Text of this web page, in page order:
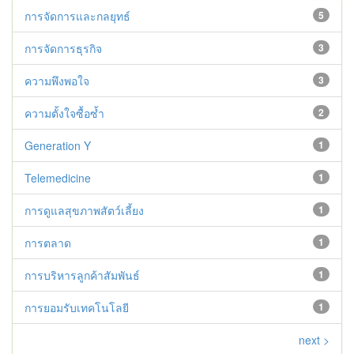
5
การจัดการและกลยุทธ์
3
การจัดการธุรกิจ
3
ความพึงพอใจ
2
ความตั้งใจซื้อซ้ำ
1
Generation Y
1
Telemedicine
1
การดูแลสุขภาพสัตว์เลี้ยง
1
การตลาด
1
การบริหารลูกค้าสัมพันธ์
1
การยอมรับเทคโนโลยี
next >